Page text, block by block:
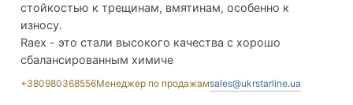
стойкостью к трещинам, вмятинам, особенно к
износу.
Raex - это стали высокого качества с хорошо
сбалансированным химиче
+380980368556Менеджер по продажамsales@ukrstarline.ua